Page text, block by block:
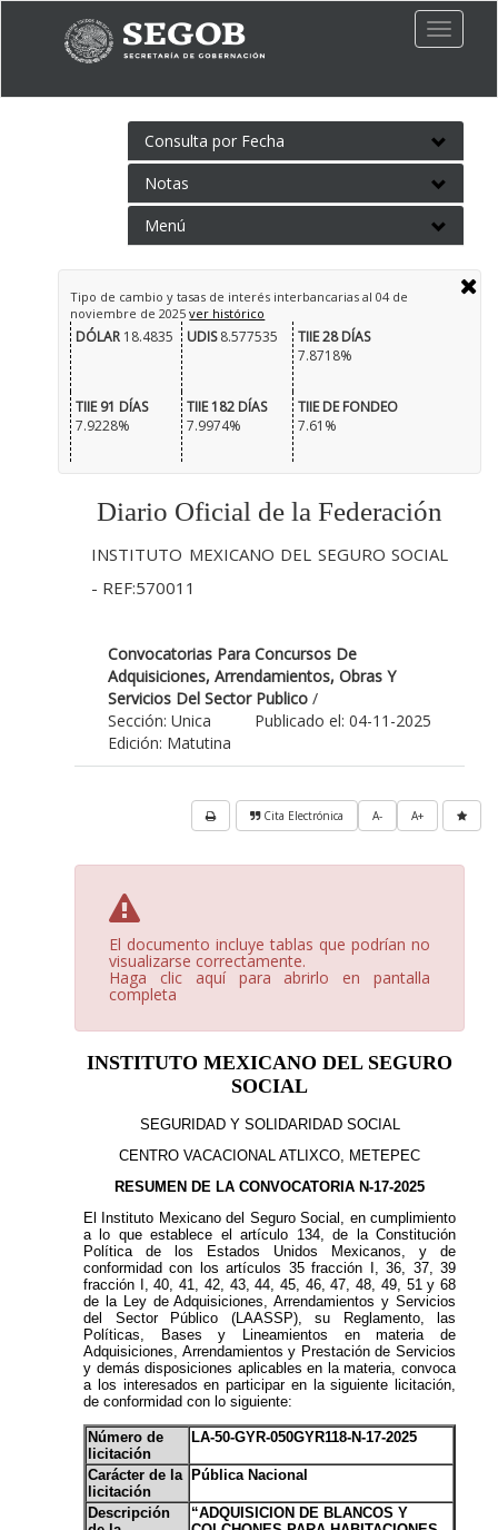
Toggle
Consulta por Fecha
Notas
Menú
Tipo de cambio y tasas de interés interbancarias al 04 de
noviembre de 2025ver histórico
DÓLAR18.4835 UDIS8.577535
TIIE 28 DÍAS
7.8718%
TIIE 91 DÍAS
7.9228%
TIIE 182 DÍAS
7.9974%
TIIE DE FONDEO
7.61%
Diario Oficial de la Federación
INSTITUTO MEXICANO DEL SEGURO SOCIAL
- REF:570011
Convocatorias Para Concursos De
Adquisiciones, Arrendamientos, Obras Y
Servicios Del Sector Publico /
Publicado el: 04-11-2025
Sección: Unica
Edición: Matutina
A+
A-
Cita Electrónica
El documento incluye tablas que podrían no
visualizarse correctamente.
Haga clic aquí para abrirlo en pantalla
completa